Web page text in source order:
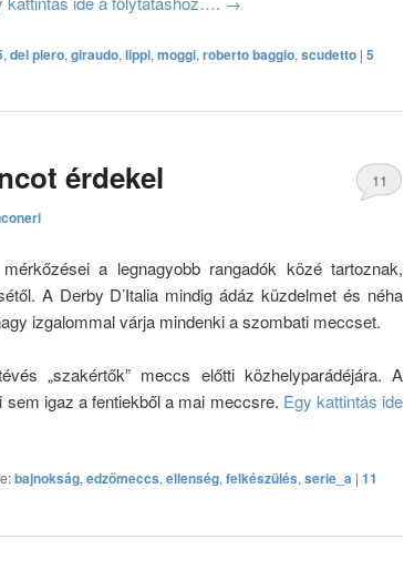
, del piero, giraudo, lippi, moggi, roberto baggio, scudetto | 5
érdekel
11
a legnagyobb rangadók közé tartoznak,
A Derby D’Italia mindig ádáz küzdelmet és néha
izgalommal várja mindenki a szombati meccset.
„szakértők” meccs előtti közhelyparádéjára. A
igaz a fentiekből a mai meccsre. Egy kattintás ide
bajnokság, edzőmeccs, ellenség, felkészülés, serie_a | 11